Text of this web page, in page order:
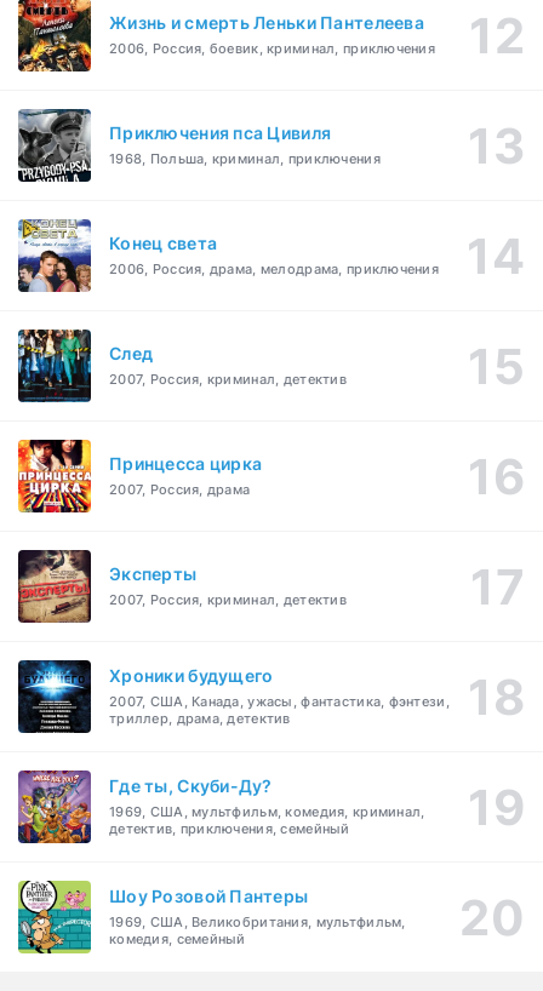
Жизнь и смерть Леньки Пантелеева
2006, Россия, боевик, криминал, приключения
Приключения пса Цивиля
1968, Польша, криминал, приключения
Конец света
2006, Россия, драма, мелодрама, приключения
След
2007, Россия, криминал, детектив
Принцесса цирка
2007, Россия, драма
Эксперты
2007, Россия, криминал, детектив
Хроники будущего
2007, США, Канада, ужасы, фантастика, фэнтези,
триллер, драма, детектив
Где ты, Скуби-Ду?
1969, США, мультфильм, комедия, криминал,
детектив, приключения, семейный
Шоу Розовой Пантеры
1969, США, Великобритания, мультфильм,
комедия, семейный